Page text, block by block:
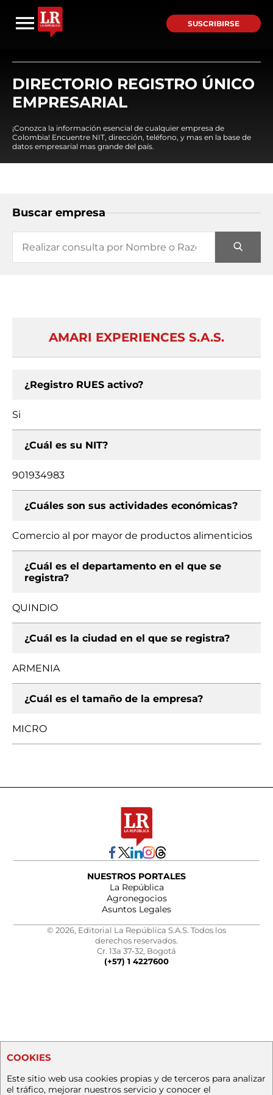
SUSCRIBIRSE
DIRECTORIO REGISTRO ÚNICO
EMPRESARIAL
¡Conozca la información esencial de cualquier empresa de
Colombia! Encuentre NIT, dirección, teléfono, y mas en la base de
datos empresarial mas grande del país.
Buscar empresa
AMARI EXPERIENCES S.A.S.
¿Registro RUES activo?
Si
¿Cuál es su NIT?
901934983
¿Cuáles son sus actividades económicas?
Comercio al por mayor de productos alimenticios
¿Cuál es el departamento en el que se
registra?
QUINDIO
¿Cuál es la ciudad en el que se registra?
ARMENIA
¿Cuál es el tamaño de la empresa?
MICRO
NUESTROS PORTALES
La República
Agronegocios
Asuntos Legales
© 2026, Editorial La República S.A.S. Todos los
derechos reservados.
Cr. 13a 37-32, Bogotá
(+57) 1 4227600
COOKIES
Este sitio web usa cookies propias y de terceros para analizar
el tráfico, mejorar nuestros servicio y conocer el